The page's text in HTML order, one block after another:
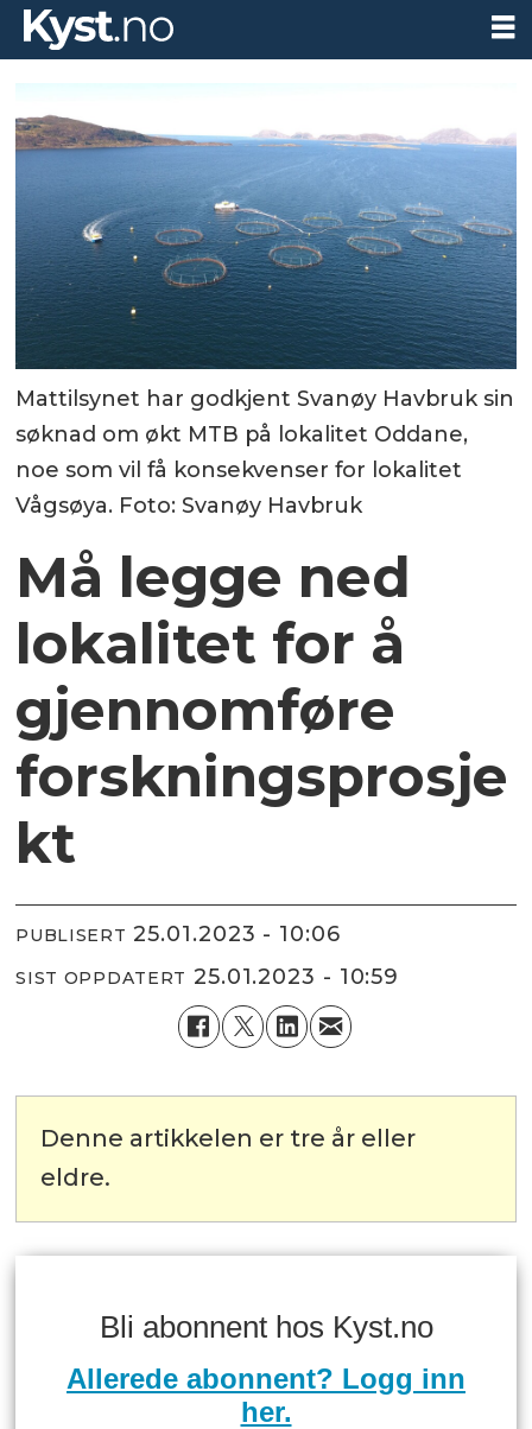
Mattilsynet har godkjent Svanøy Havbruk sin
søknad om økt MTB på lokalitet Oddane,
noe som vil få konsekvenser for lokalitet
Vågsøya. Foto: Svanøy Havbruk
Må legge ned
lokalitet for å
gjennomføre
forskningsprosje
kt
PUBLISERT 25.01.2023 - 10:06
SIST OPPDATERT 25.01.2023 - 10:59
Denne artikkelen er tre år eller
eldre.
Bli abonnent hos Kyst.no
Allerede abonnent? Logg inn
her.